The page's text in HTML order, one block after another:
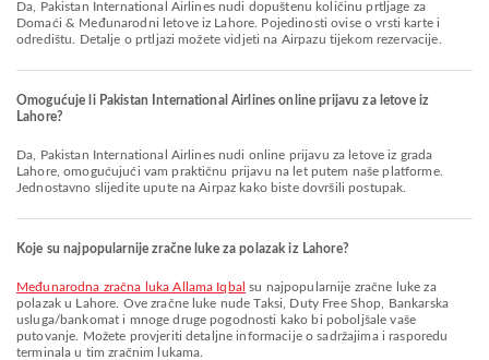
Da, Pakistan International Airlines nudi dopuštenu količinu prtljage za
Domaći & Međunarodni letove iz Lahore. Pojedinosti ovise o vrsti karte i
odredištu. Detalje o prtljazi možete vidjeti na Airpazu tijekom rezervacije.
Omogućuje li Pakistan International Airlines online prijavu za letove iz
Lahore?
Da, Pakistan International Airlines nudi online prijavu za letove iz grada
Lahore, omogućujući vam praktičnu prijavu na let putem naše platforme.
Jednostavno slijedite upute na Airpaz kako biste dovršili postupak.
Koje su najpopularnije zračne luke za polazak iz Lahore?
Međunarodna zračna luka Allama Iqbal su najpopularnije zračne luke za
polazak u Lahore. Ove zračne luke nude Taksi, Duty Free Shop, Bankarska
usluga/bankomat i mnoge druge pogodnosti kako bi poboljšale vaše
putovanje. Možete provjeriti detaljne informacije o sadržajima i rasporedu
terminala u tim zračnim lukama.